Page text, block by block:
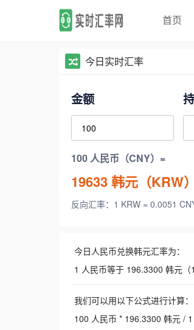
首页
今日实时汇率
金额
100 人民币（CNY）=
19633韩元（KRW）
反向汇率：1 KRW = 0.0051
今日人民币兑换韩元汇率为：
1 人民币等于 196.3300 韩元
我们可以用以下公式进行计算：
100 人民币 * 196.3300 韩元 /